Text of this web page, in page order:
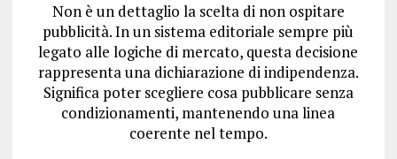
Non è un dettaglio la scelta di non ospitare
pubblicità. In un sistema editoriale sempre più
legato alle logiche di mercato, questa decisione
rappresenta una dichiarazione di indipendenza.
Significa poter scegliere cosa pubblicare senza
condizionamenti, mantenendo una linea
coerente nel tempo.